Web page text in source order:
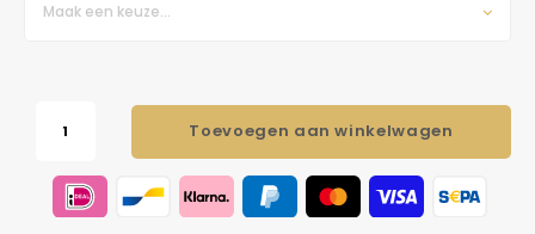
Maak een keuze...
Toevoegen aan winkelwagen